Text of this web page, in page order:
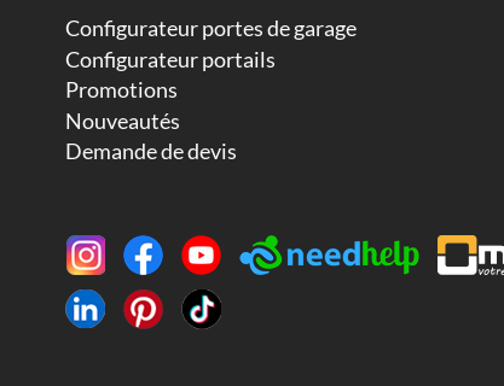
Configurateur portes de garage
Configurateur portails
Promotions
Nouveautés
Demande de devis